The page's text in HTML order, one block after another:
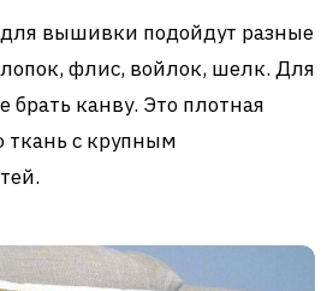
для вышивки подойдут разные
флис, войлок, шелк. Для
канву. Это плотная
ткань с крупным